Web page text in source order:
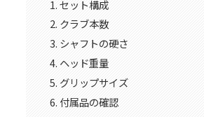
セット構成
クラブ本数
シャフトの硬さ
ヘッド重量
グリップサイズ
付属品の確認